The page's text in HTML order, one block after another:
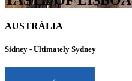
AUSTRÁLIA
Sidney - Ultimately Sydney